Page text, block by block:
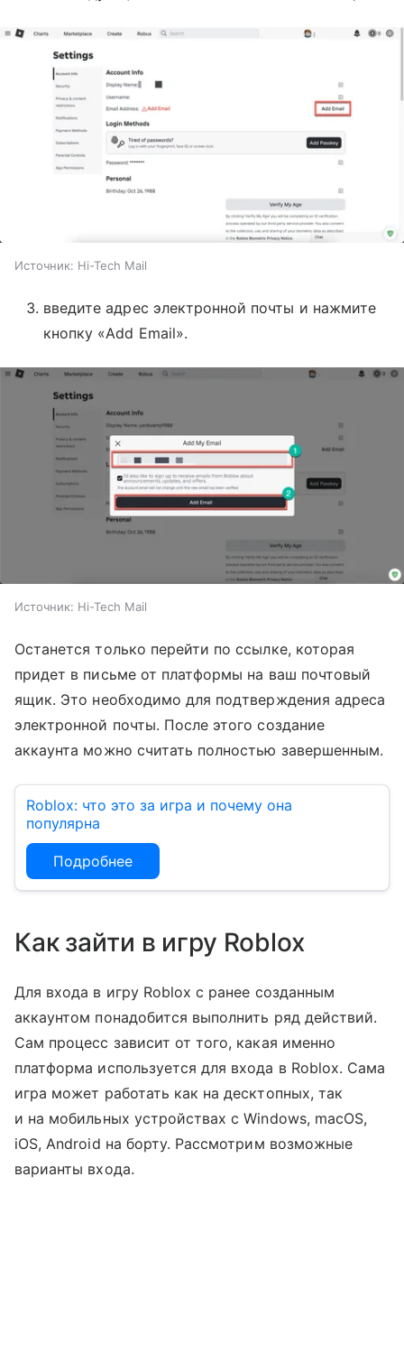
Источник: Hi-Tech Mail
введите адрес электронной почты и нажмите
кнопку «Add Email».
Источник: Hi-Tech Mail
Останется только перейти по ссылке, которая
придет в письме от платформы на ваш почтовый
ящик. Это необходимо для подтверждения адреса
электронной почты. После этого создание
аккаунта можно считать полностью завершенным.
Roblox: что это за игра и почему она
популярна
Подробнее
Как зайти в игру Roblox
Для входа в игру Roblox с ранее созданным
аккаунтом понадобится выполнить ряд действий.
Сам процесс зависит от того, какая именно
платформа используется для входа в Roblox. Сама
игра может работать как на десктопных, так
и на мобильных устройствах с Windows, macOS,
iOS, Android на борту. Рассмотрим возможные
варианты входа.